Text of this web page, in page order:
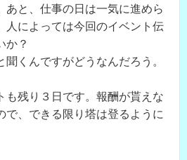
あと、仕事の日は一気に進めら
人によっては今回のイベント伝
か？
聞くんですがどうなんだろう。
も残り３日です。報酬が貰えな
で、できる限り塔は登るように